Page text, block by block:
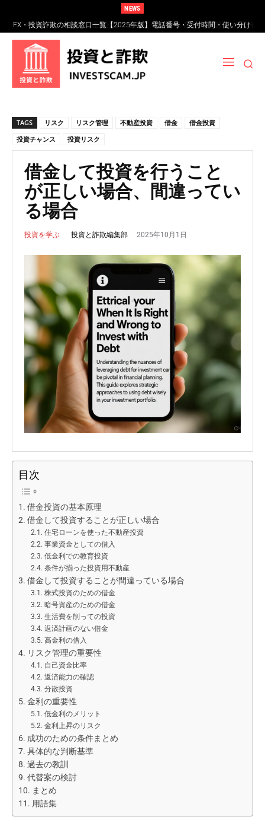
NEWS
FXスワップポイント運用とは？仕組み・リスク・高金利通貨詐欺の見分け
方
TAGS リスク リスク管理 不動産投資 借金
借金投資
投資チャンス
投資リスク
借金して投資を行うこと
が正しい場合、間違ってい
る場合
投資を学ぶ 投資と詐欺編集部 2025年10月1日
目次
借金投資の基本原理
借金して投資することが正しい場合
住宅ローンを使った不動産投資
事業資金としての借入
低金利での教育投資
条件が揃った投資用不動産
借金して投資することが間違っている場合
株式投資のための借金
暗号資産のための借金
生活費を削っての投資
返済計画のない借金
高金利の借入
リスク管理の重要性
自己資金比率
返済能力の確認
分散投資
金利の重要性
低金利のメリット
金利上昇のリスク
成功のための条件まとめ
具体的な判断基準
過去の教訓
代替案の検討
まとめ
用語集